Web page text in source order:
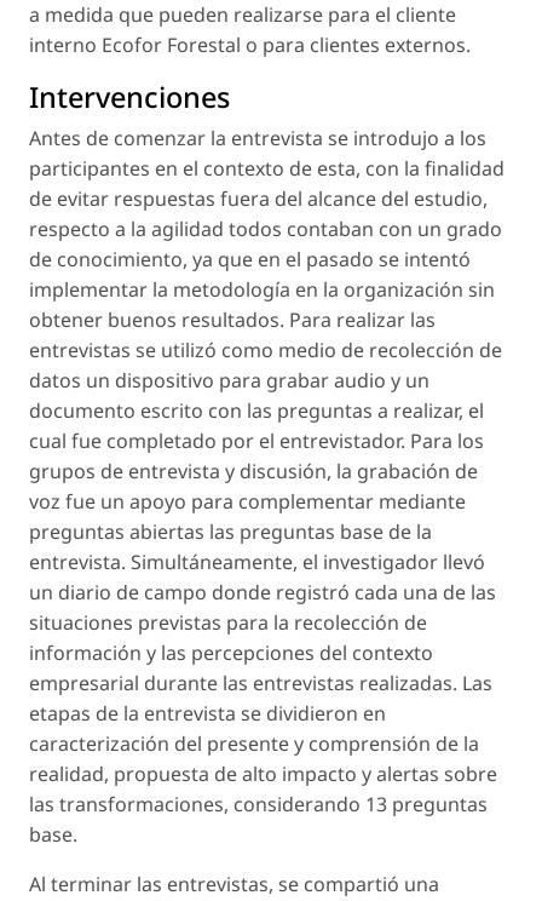
a medida que pueden realizarse para el cliente
interno Ecofor Forestal o para clientes externos.
Intervenciones
Antes de comenzar la entrevista se introdujo a los
participantes en el contexto de esta, con la finalidad
de evitar respuestas fuera del alcance del estudio,
respecto a la agilidad todos contaban con un grado
de conocimiento, ya que en el pasado se intentó
implementar la metodología en la organización sin
obtener buenos resultados. Para realizar las
entrevistas se utilizó como medio de recolección de
datos un dispositivo para grabar audio y un
documento escrito con las preguntas a realizar, el
cual fue completado por el entrevistador. Para los
grupos de entrevista y discusión, la grabación de
voz fue un apoyo para complementar mediante
preguntas abiertas las preguntas base de la
entrevista. Simultáneamente, el investigador llevó
un diario de campo donde registró cada una de las
situaciones previstas para la recolección de
información y las percepciones del contexto
empresarial durante las entrevistas realizadas. Las
etapas de la entrevista se dividieron en
caracterización del presente y comprensión de la
realidad, propuesta de alto impacto y alertas sobre
las transformaciones, considerando 13 preguntas
base.
Al terminar las entrevistas, se compartió una